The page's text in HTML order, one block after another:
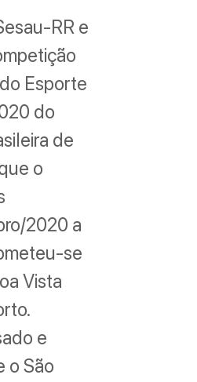
RR e
Esporte
do
de
o
2020 a
se
Vista
e
o São